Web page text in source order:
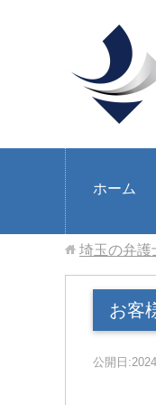
ホーム
埼玉の弁護
お客
公開日